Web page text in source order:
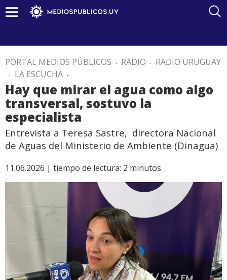
PORTAL MEDIOS PÚBLICOS . RADIO . RADIO URUGUAY
. LA ESCUCHA .
Hay que mirar el agua como algo
transversal, sostuvo la
especialista
Entrevista a Teresa Sastre, directora Nacional
de Aguas del Ministerio de Ambiente (Dinagua)
11.06.2026 | tiempo de lectura: 2 minutos